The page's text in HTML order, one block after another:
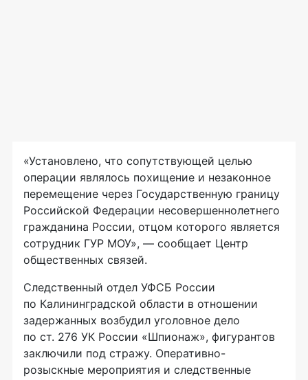
«Установлено, что сопутствующей целью
операции являлось похищение и незаконное
перемещение через Государственную границу
Российской Федерации несовершеннолетнего
гражданина России, отцом которого является
сотрудник ГУР МОУ», — сообщает Центр
общественных связей.
Следственный отдел УФСБ России
по Калининградской области в отношении
задержанных возбудил уголовное дело
по ст. 276 УК России «Шпионаж», фигурантов
заключили под стражу. Оперативно-
розыскные мероприятия и следственные